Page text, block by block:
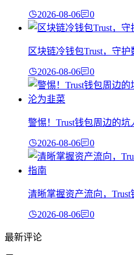
2026-08-06 0
区块链冷钱包Trust，守
2026-08-06 0
警惕！Trust钱包周边的
2026-08-06 0
清晰掌握资产流向，
2026-08-06 0
最新评论